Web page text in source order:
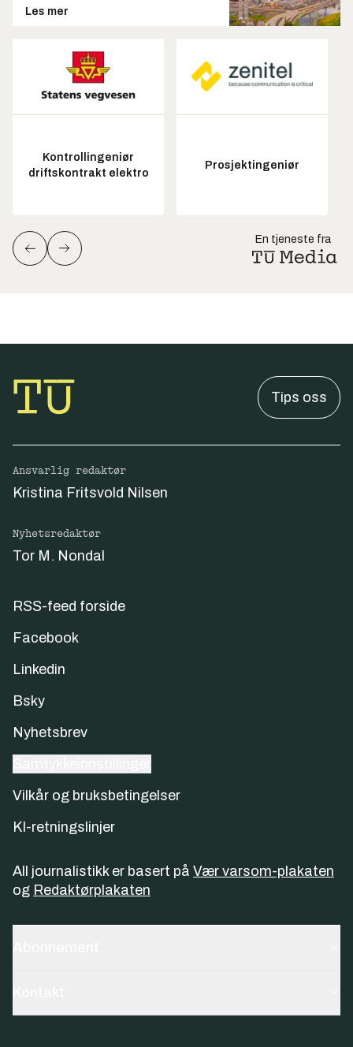
Les mer
Kontrollingeniør
driftskontrakt elektro
Prosjektingeniør
En tjeneste fra
Tips oss
Ansvarlig redaktør
Kristina Fritsvold Nilsen
Nyhetsredaktør
Tor M. Nondal
RSS-feed forside
Facebook
Linkedin
Bsky
Nyhetsbrev
Vilkår og bruksbetingelser
KI-retningslinjer
All journalistikk er basert på Vær varsom-plakaten
og Redaktørplakaten